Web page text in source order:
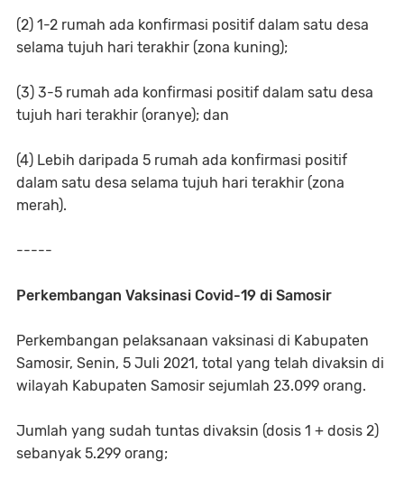
(2) 1-2 rumah ada konfirmasi positif dalam satu desa
selama tujuh hari terakhir (zona kuning);
(3) 3-5 rumah ada konfirmasi positif dalam satu desa
tujuh hari terakhir (oranye); dan
(4) Lebih daripada 5 rumah ada konfirmasi positif
dalam satu desa selama tujuh hari terakhir (zona
merah).
-----
Perkembangan Vaksinasi Covid-19 di Samosir
Perkembangan pelaksanaan vaksinasi di Kabupaten
Samosir, Senin, 5 Juli 2021, total yang telah divaksin di
wilayah Kabupaten Samosir sejumlah 23.099 orang.
Jumlah yang sudah tuntas divaksin (dosis 1 + dosis 2)
sebanyak 5.299 orang;